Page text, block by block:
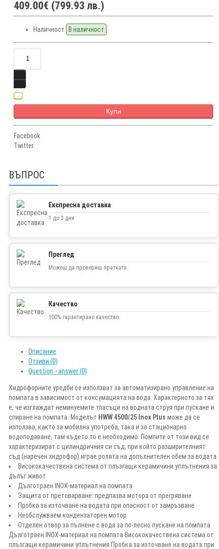
409.00€ (799.93 лв.)
Наличност В наличност
Купи
Facebook
Twitter
ВЪПРОС
Експресна доставка
1 до 3 дни
Преглед
Можеш да провериш пратката
Качество
100% гарантирано качество
Описание
Отзиви (0)
Question - answer (0)
Хидрофорните уредби се използват за автоматизирано управление на
помпата в зависимост от консумацията на вода. Характерното за тях
е, че изглаждат неминуемите тласъци на водната струя при пускане и
спиране на помпата. Моделът HWW 4500/25 Inox Plus може да се
използва, както за мобилна употреба, така и за стационарно
водоподаване, там където то е необходимо. Помпите от този вид се
характеризират с цилиндричния си съд, при който разширителният
съд (наречен хидрофор) играе ролята на допълнителен обем за водата.
Висококачествена система от плъзгащи керамичини уплътнения за
дълъг живот
Дълготраен INOX-материал на помпата
Защита от претоварване: предпазва мотора от прегряване
Пробка за източване на водата при опасност от замръзване
Необслужваем кондензаторен мотор
Отделен отвор за пълнене с вода за по-лесно пускане на помпата
Дълготраен INOX-материал на помпата Висококачествена система от
плъзгащи керамичини уплътнения Пробка за източване на водата при